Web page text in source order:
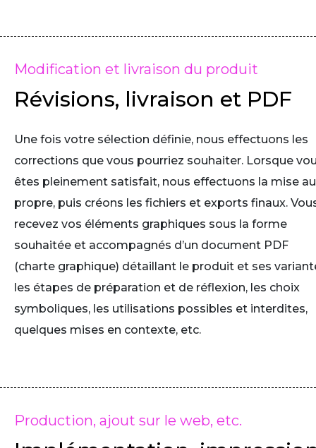
Modification et livraison du produit
Révisions, livraison et PDF
Une fois votre sélection définie, nous effectuons les
corrections que vous pourriez souhaiter. Lorsque
êtes pleinement satisfait, nous effectuons la mise au
propre, puis créons les fichiers et exports finaux.
recevez vos éléments graphiques sous la forme
souhaitée et accompagnés d’un document PDF
(charte graphique) détaillant le produit et ses
les étapes de préparation et de réflexion, les choix
symboliques, les utilisations possibles et interdites,
quelques mises en contexte, etc.
Production, ajout sur le web, etc.